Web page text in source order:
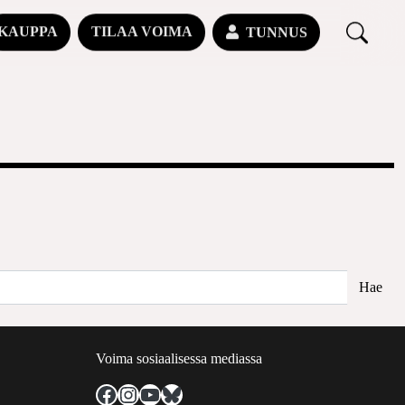
TILAA VOIMA TUNNUS
Voima sosiaalisessa mediassa
Facebook
Instagram
YouTube
Bluesky